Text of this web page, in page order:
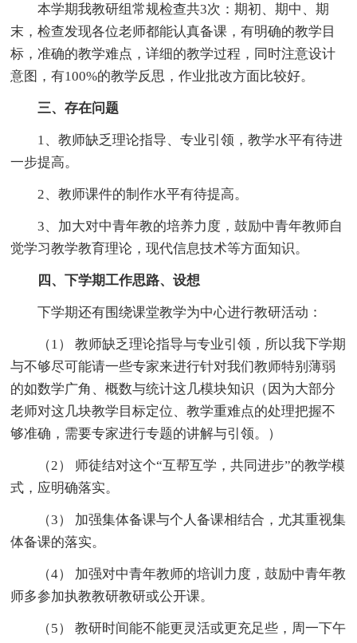
本学期我教研组常规检查共3次：期初、期中、期
末，检查发现各位老师都能认真备课，有明确的教学目
标，准确的教学难点，详细的教学过程，同时注意设计
意图，有100%的教学反思，作业批改方面比较好。
三、存在问题
1、教师缺乏理论指导、专业引领，教学水平有待进
一步提高。
2、教师课件的制作水平有待提高。
3、加大对中青年教的培养力度，鼓励中青年教师自
觉学习教学教育理论，现代信息技术等方面知识。
四、下学期工作思路、设想
下学期还有围绕课堂教学为中心进行教研活动：
（1） 教师缺乏理论指导与专业引领，所以我下学期
与不够尽可能请一些专家来进行针对我们教师特别薄弱
的如数学广角、概数与统计这几模块知识（因为大部分
老师对这几块教学目标定位、教学重难点的处理把握不
够准确，需要专家进行专题的讲解与引领。）
（2） 师徒结对这个“互帮互学，共同进步”的教学模
式，应明确落实。
（3） 加强集体备课与个人备课相结合，尤其重视集
体备课的落实。
（4） 加强对中青年教师的培训力度，鼓励中青年教
师多参加执教教研教研或公开课。
（5） 教研时间能不能更灵活或更充足些，周一下午